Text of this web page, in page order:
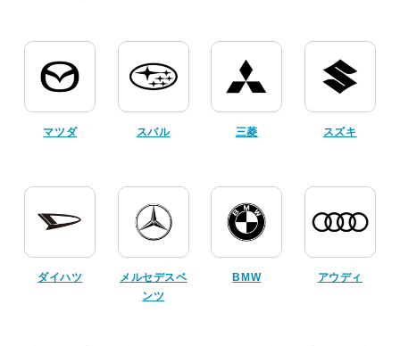
マツダ スバル 三菱 スズキ
ダイハツ
メルセデスベ
ンツ
BMW アウディ